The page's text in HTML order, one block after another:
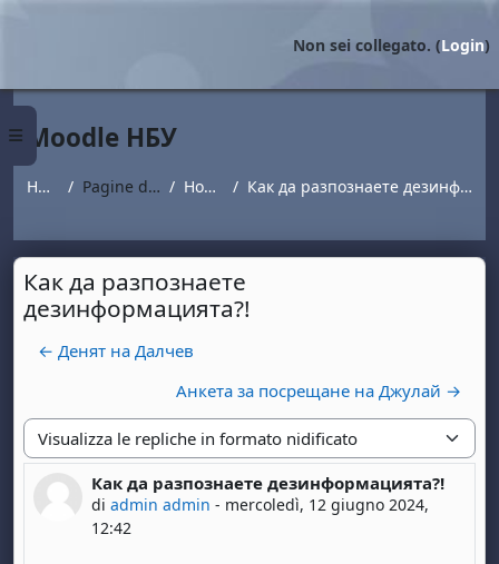
Pannello laterale
Non sei collegato. (Login)
Moodle НБУ
Home Pagine del sito Новини Как да разпознаете дезинформацията?!
Как да разпознаете
дезинформацията?!
← Денят на Далчев
Анкета за посрещане на Джулай →
Modalità visualizzazione
Как да разпознаете дезинформацията?!
diadmin admin - mercoledì, 12 giugno 2024,
12:42
Numero di risposte: 0